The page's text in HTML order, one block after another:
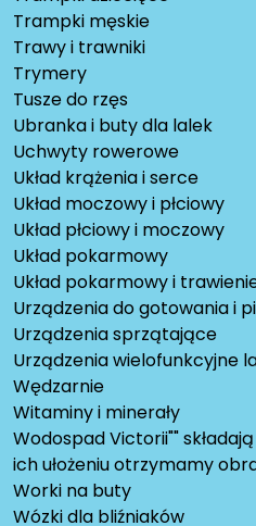
Trampki męskie
Trawy i trawniki
Trymery
Tusze do rzęs
Ubranka i buty dla lalek
Uchwyty rowerowe
Układ krążenia i serce
Układ moczowy i płciowy
Układ płciowy i moczowy
Układ pokarmowy
Układ pokarmowy i
Urządzenia do gotowania i
Urządzenia sprzątające
Urządzenia wielofunkcyjne
Wędzarnie
Witaminy i minerały
Wodospad Victorii""
ich ułożeniu otrzymamy
Worki na buty
Wózki dla bliźniaków